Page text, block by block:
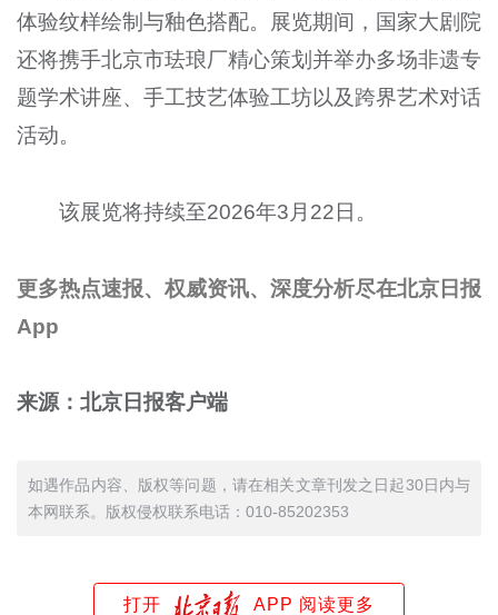
体验纹样绘制与釉色搭配。展览期间，国家大剧院
还将携手北京市珐琅厂精心策划并举办多场非遗专
题学术讲座、手工技艺体验工坊以及跨界艺术对话
活动。
该展览将持续至2026年3月22日。
更多热点速报、权威资讯、深度分析尽在北京日报
App
来源：北京日报客户端
如遇作品内容、版权等问题，请在相关文章刊发之日起30日内与
本网联系。版权侵权联系电话：010-85202353
打开 APP 阅读更多